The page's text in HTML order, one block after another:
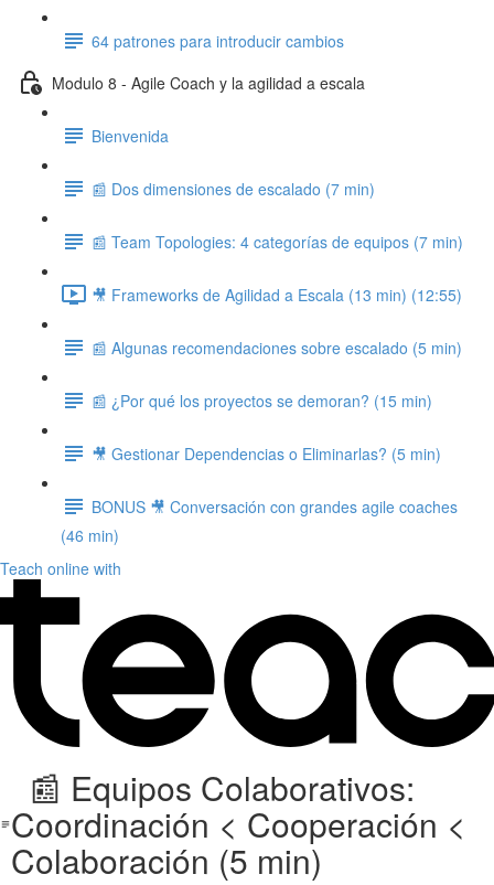
64 patrones para introducir cambios
Modulo 8 - Agile Coach y la agilidad a escala
Bienvenida
📰 Dos dimensiones de escalado (7 min)
📰 Team Topologies: 4 categorías de equipos (7 min)
🎥 Frameworks de Agilidad a Escala (13 min) (12:55)
📰 Algunas recomendaciones sobre escalado (5 min)
📰 ¿Por qué los proyectos se demoran? (15 min)
🎥 Gestionar Dependencias o Eliminarlas? (5 min)
BONUS 🎥 Conversación con grandes agile coaches
(46 min)
Teach online with
📰 Equipos Colaborativos:
Coordinación < Cooperación <
Colaboración (5 min)